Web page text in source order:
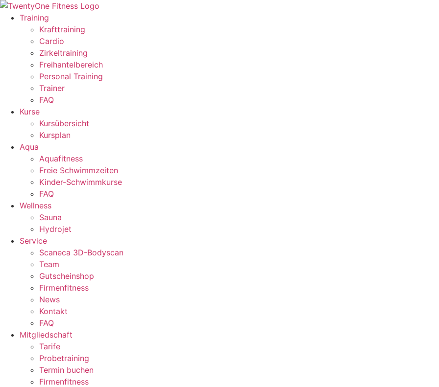
Zum
Inhalt
wechseln
Training
Krafttraining
Cardio
Zirkeltraining
Freihantelbereich
Personal Training
Trainer
FAQ
Kurse
Kursübersicht
Kursplan
Aqua
Aquafitness
Freie Schwimmzeiten
Kinder-Schwimmkurse
FAQ
Wellness
Sauna
Hydrojet
Service
Scaneca 3D-Bodyscan
Team
Gutscheinshop
Firmenfitness
News
Kontakt
FAQ
Mitgliedschaft
Tarife
Probetraining
Termin buchen
Firmenfitness